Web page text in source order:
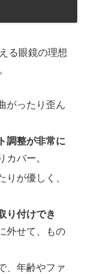
る眼鏡の理想
がったり歪ん
調整が非常に
カバー。
りが優しく、
り付けでき
外せて、もの
、年齢やファ